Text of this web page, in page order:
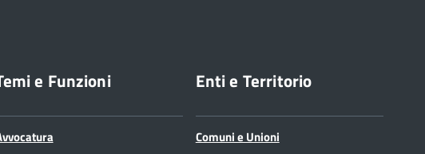
e Funzioni Enti e Territorio
Comuni e Unioni